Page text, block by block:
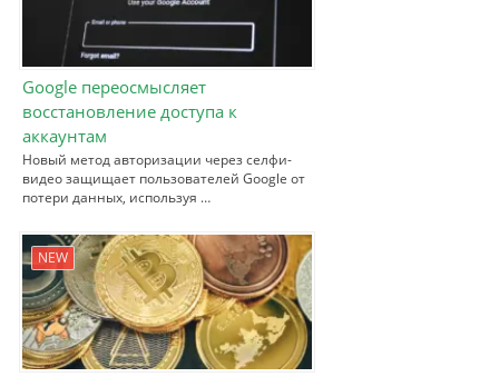
Google переосмысляет
восстановление доступа к
аккаунтам
Новый метод авторизации через селфи-
видео защищает пользователей Google от
потери данных, используя …
NEW